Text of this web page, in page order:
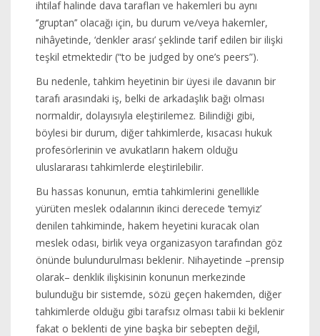
ihtilaf halinde dava tarafları ve hakemleri bu aynı
‘’gruptan’’ olacağı için, bu durum ve/veya hakemler,
nihâyetinde, ‘denkler arası’ şeklinde tarif edilen bir ilişki
teşkil etmektedir (“to be judged by one’s peers”).
Bu nedenle, tahkim heyetinin bir üyesi ile davanın bir
tarafı arasındaki iş, belki de arkadaşlık bağı olması
normaldir, dolayısıyla eleştirilemez. Bilindiği gibi,
böylesi bir durum, diğer tahkimlerde, kısacası hukuk
profesörlerinin ve avukatların hakem olduğu
uluslararası tahkimlerde eleştirilebilir.
Bu hassas konunun, emtia tahkimlerini genellikle
yürüten meslek odalarının ikinci derecede ‘temyiz’
denilen tahkiminde, hakem heyetini kuracak olan
meslek odası, birlik veya organizasyon tarafından göz
önünde bulundurulması beklenir. Nihayetinde –prensip
olarak– denklik ilişkisinin konunun merkezinde
bulunduğu bir sistemde, sözü geçen hakemden, diğer
tahkimlerde olduğu gibi tarafsız olması tabii ki beklenir
fakat o beklenti de yine başka bir sebepten değil,